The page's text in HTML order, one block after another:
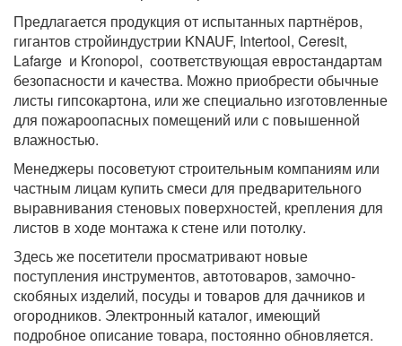
Предлагается продукция от испытанных партнёров,
гигантов стройиндустрии KNAUF, Intertool, Ceresit,
Lafarge и Kronopol, соответствующая евростандартам
безопасности и качества. Можно приобрести обычные
листы гипсокартона, или же специально изготовленные
для пожароопасных помещений или с повышенной
влажностью.
Менеджеры посоветуют строительным компаниям или
частным лицам купить смеси для предварительного
выравнивания стеновых поверхностей, крепления для
листов в ходе монтажа к стене или потолку.
Здесь же посетители просматривают новые
поступления инструментов, автотоваров, замочно-
скобяных изделий, посуды и товаров для дачников и
огородников. Электронный каталог, имеющий
подробное описание товара, постоянно обновляется.